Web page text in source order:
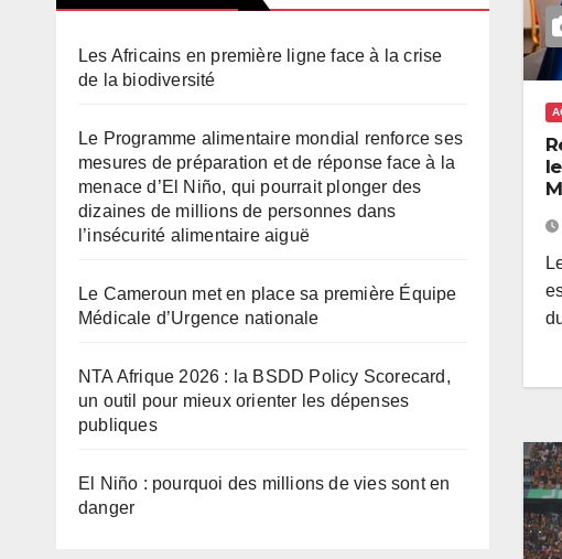
Les Africains en première ligne face à la crise
de la biodiversité
Le Programme alimentaire mondial renforce ses
mesures de préparation et de réponse face à la
menace d’El Niño, qui pourrait plonger des
dizaines de millions de personnes dans
l’insécurité alimentaire aiguë
Le Cameroun met en place sa première Équipe
Médicale d’Urgence nationale
NTA Afrique 2026 : la BSDD Policy Scorecard,
un outil pour mieux orienter les dépenses
publiques
El Niño : pourquoi des millions de vies sont en
danger